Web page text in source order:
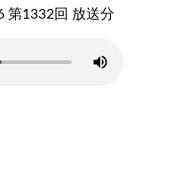
第1332回 放送分